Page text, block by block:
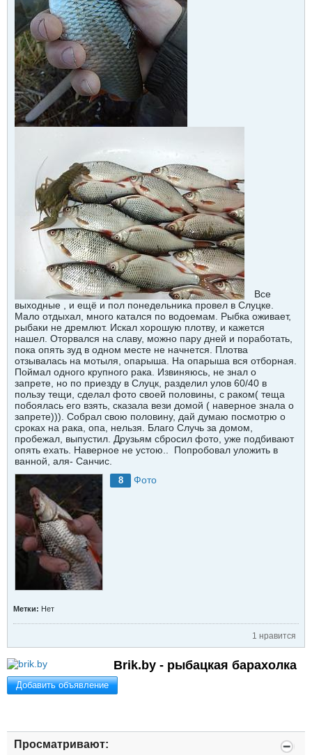
Все
выходные , и ещё и пол понедельника провел в Слуцке.
Мало отдыхал, много катался по водоемам. Рыбка оживает,
рыбаки не дремлют. Искал хорошую плотву, и кажется
нашел. Оторвался на славу, можно пару дней и поработать,
пока опять зуд в одном месте не начнется. Плотва
отзывалась на мотыля, опарыша. На опарыша вся отборная.
Поймал одного крупного рака. Извиняюсь, не знал о
запрете, но по приезду в Слуцк, разделил улов 60/40 в
пользу тещи, сделал фото своей половины, с раком( теща
побоялась его взять, сказала вези домой ( наверное знала о
запрете))). Собрал свою половину, дай думаю посмотрю о
сроках на рака, опа, нельзя. Благо Случь за домом,
пробежал, выпустил. Друзьям сбросил фото, уже подбивают
опять ехать. Наверное не устою.. ​ ​​​​​​​Попробовал уложить в
ванной, аля- Санчис.
8 Фото
Метки: Нет
1 нравится
Brik.by - рыбацкая барахолка
Добавить объявление
Просматривают: